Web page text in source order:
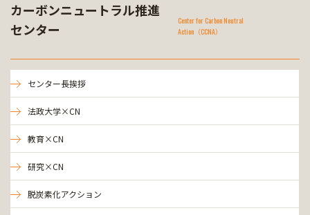
カーボンニュートラル推進
センター
Center for Carbon Neutral
Action（CCNA）
センター長挨拶
法政大学×CN
教育×CN
研究×CN
脱炭素化アクション